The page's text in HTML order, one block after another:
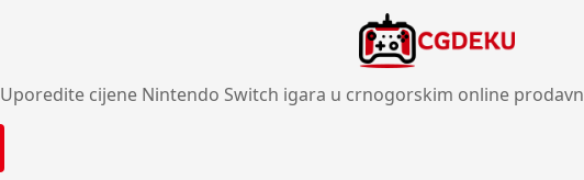
Uporedite cijene Nintendo Switch igara u crnogorskim online